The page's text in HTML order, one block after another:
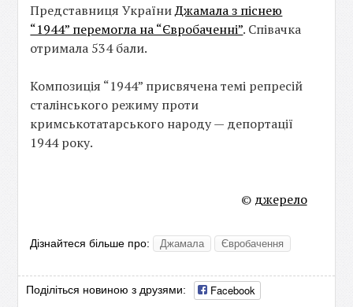
Представниця УкраїниДжамала з піснею
“1944” перемогла на “Євробаченні”. Співачка
отримала 534 бали.
Композиція “1944” присвячена темі репресій
сталінського режиму проти
кримськотатарського народу — депортації
1944 року.
© джерело
Дізнайтеся більше про: Джамала Євробачення
Поділіться новиною з друзями: Facebook